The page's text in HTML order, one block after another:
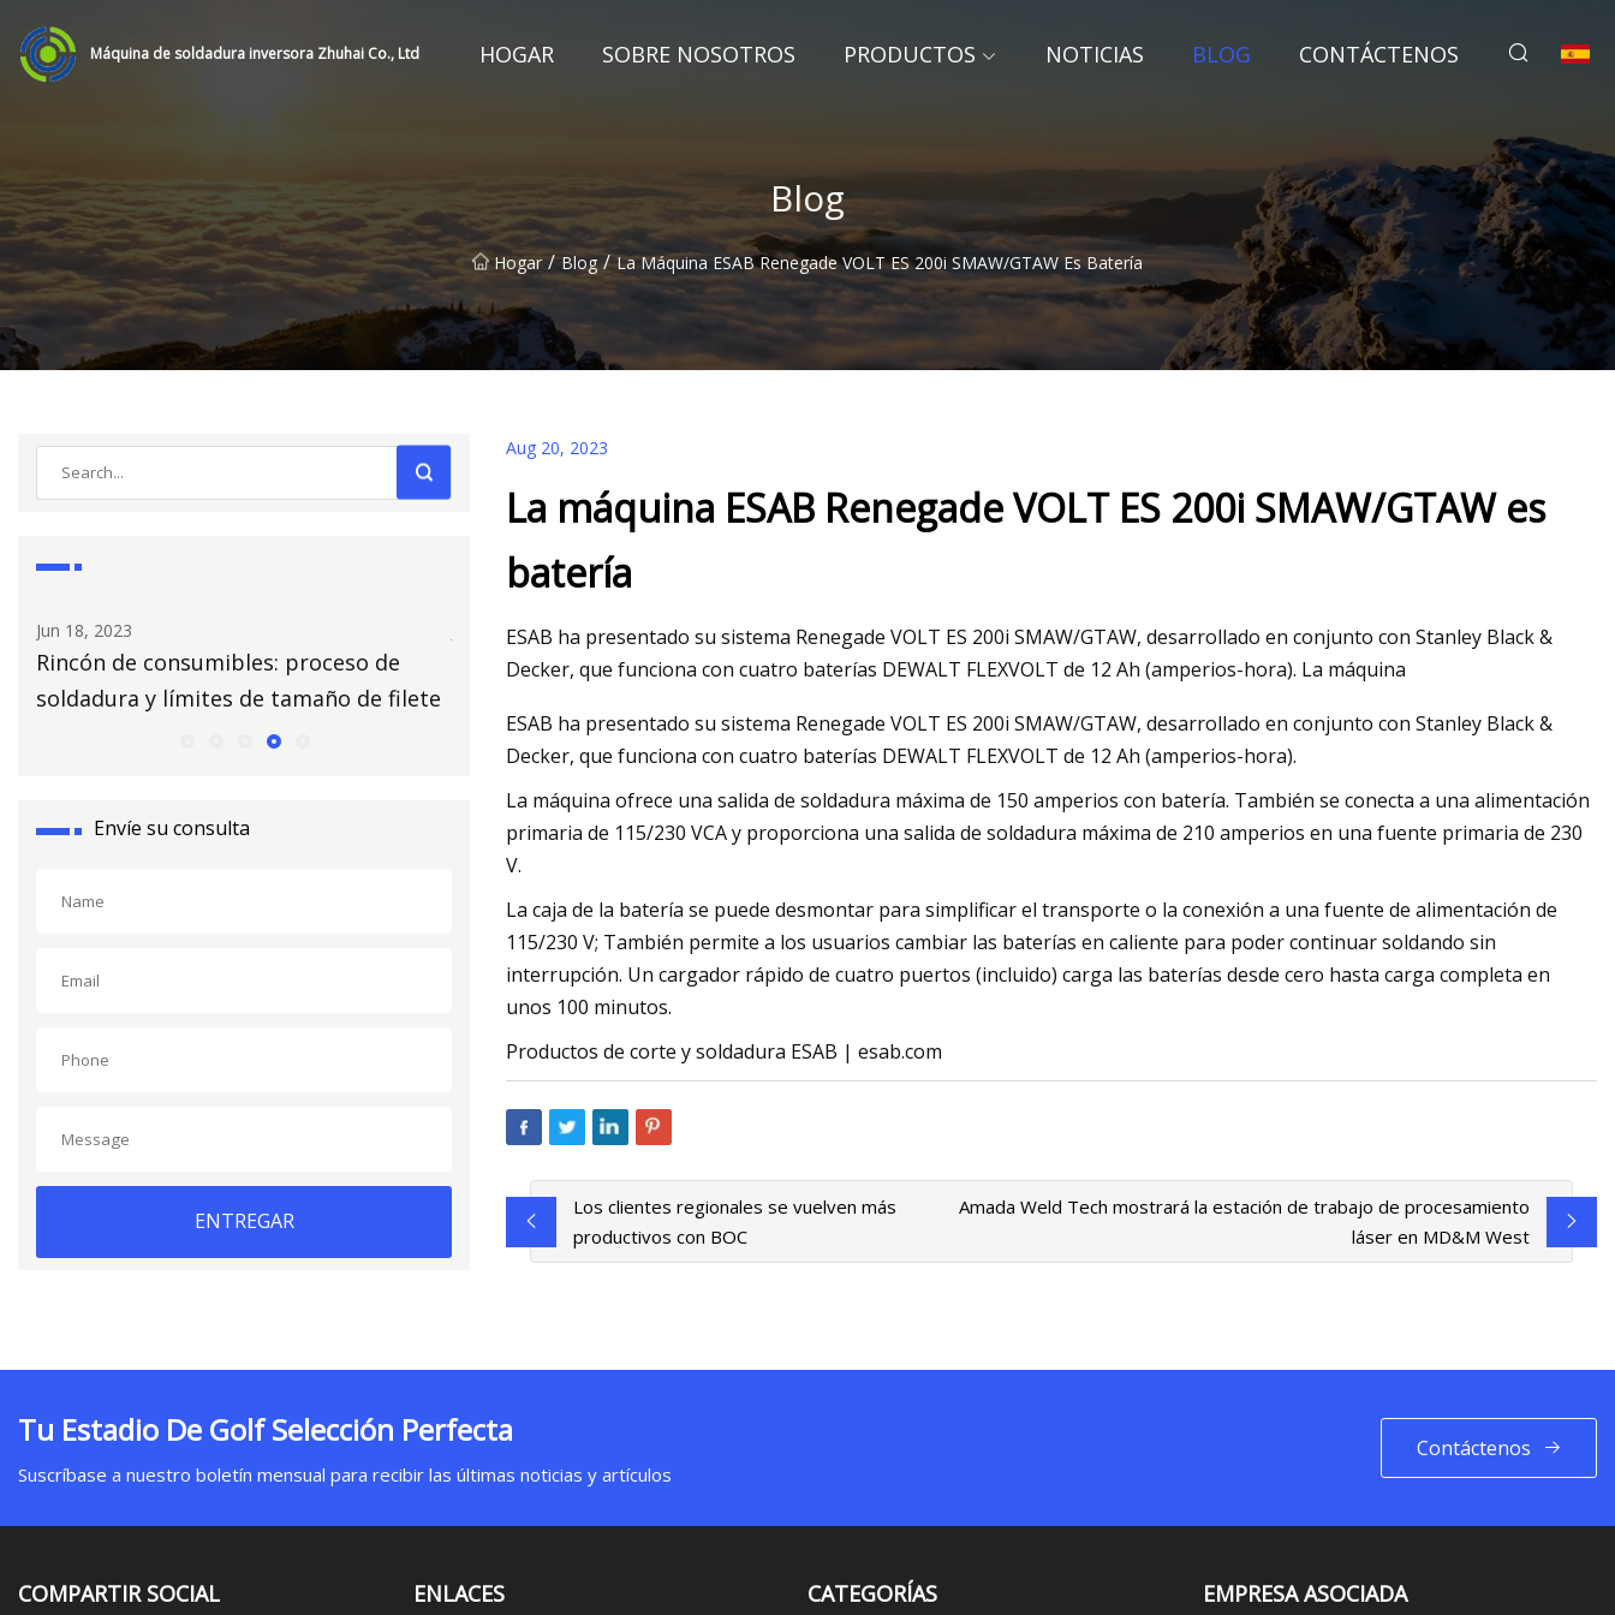
Máquina de soldadura inversora Zhuhai Co., Ltd HOGAR SOBRE NOSOTROS PRODUCTOS NOTICIAS BLOG CONTÁCTENOS
Blog
Hogar / Blog / La Máquina ESAB Renegade VOLT ES 200i SMAW/GTAW Es Batería
Jun 18, 2023
Rincón de consumibles: proceso de
soldadura y límites de tamaño de filete
Jun 19, 2023
El jefe presenta tres
Jun 15, 2023
El doble de Fronius
Envíe su consulta
ENTREGAR
Aug 20, 2023
La máquina ESAB Renegade VOLT ES 200i SMAW/GTAW es
batería
ESAB ha presentado su sistema Renegade VOLT ES 200i SMAW/GTAW, desarrollado en conjunto con Stanley Black &
Decker, que funciona con cuatro baterías DEWALT FLEXVOLT de 12 Ah (amperios-hora). La máquina
ESAB ha presentado su sistema Renegade VOLT ES 200i SMAW/GTAW, desarrollado en conjunto con Stanley Black &
Decker, que funciona con cuatro baterías DEWALT FLEXVOLT de 12 Ah (amperios-hora).
La máquina ofrece una salida de soldadura máxima de 150 amperios con batería. También se conecta a una alimentación
primaria de 115/230 VCA y proporciona una salida de soldadura máxima de 210 amperios en una fuente primaria de 230
V.
La caja de la batería se puede desmontar para simplificar el transporte o la conexión a una fuente de alimentación de
115/230 V; También permite a los usuarios cambiar las baterías en caliente para poder continuar soldando sin
interrupción. Un cargador rápido de cuatro puertos (incluido) carga las baterías desde cero hasta carga completa en
unos 100 minutos.
Productos de corte y soldadura ESAB | esab.com
Los clientes regionales se vuelven más
productivos con BOC
Amada Weld Tech mostrará la estación de trabajo de procesamiento
láser en MD&M West
Tu Estadio De Golf Selección Perfecta
Suscríbase a nuestro boletín mensual para recibir las últimas noticias y artículos
Contáctenos
COMPARTIR SOCIAL ENLACES CATEGORÍAS EMPRESA ASOCIADA